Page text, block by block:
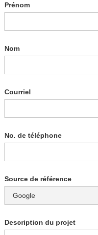
Prénom
Nom
Courriel
No. de téléphone
Source de référence
Description du projet